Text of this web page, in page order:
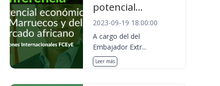
potencial...
2023-09-19 18:00:00
A cargo del del
Embajador Extr...
Leer más